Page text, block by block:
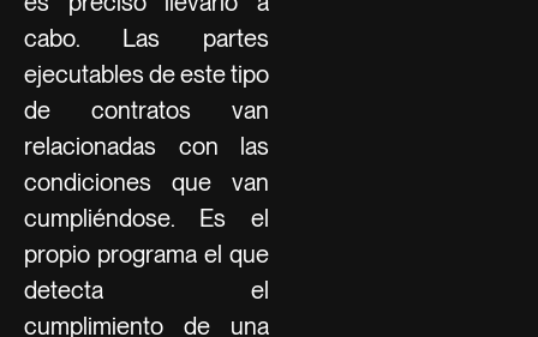
cabo. Las partes
ejecutables de este tipo
de contratos van
relacionadas con las
condiciones que van
cumpliéndose. Es el
propio programa el que
detecta el
cumplimiento de una